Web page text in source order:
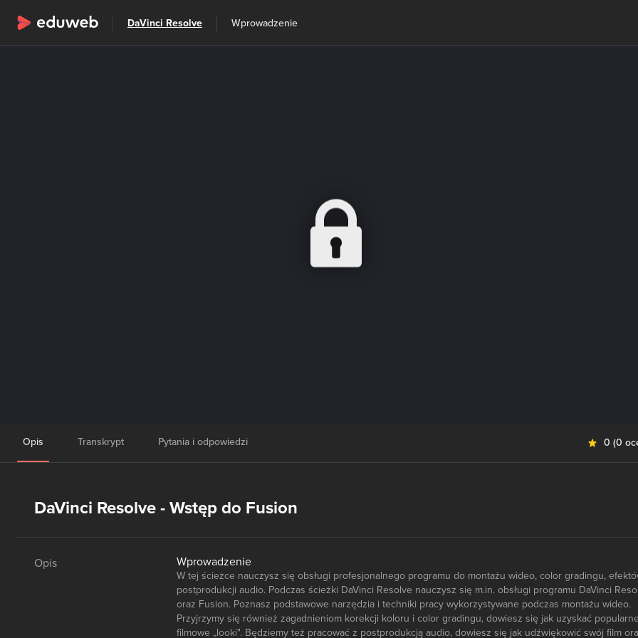
Wszystkie kategorie Szkolenia
DaVinci Resolve Wprowadzenie
Opis Transkrypt Pytania i odpowiedzi 0 (0
DaVinci Resolve - Wstęp do Fusion
Opis Wprowadzenie
W tej ścieżce nauczysz się obsługi profesjonalnego programu do montażu wideo, color gradingu,
postprodukcji audio. Podczas ścieżki DaVinci Resolve nauczysz się m.in. obsługi programu DaVinci
oraz Fusion. Poznasz podstawowe narzędzia i techniki pracy wykorzystywane podczas montażu wideo.
Przyjrzymy się również zagadnieniom korekcji koloru i color gradingu, dowiesz się jak uzyskać popularne
filmowe „looki". Będziemy też pracować z postprodukcją audio, dowiesz się jak udźwiękowić swój film